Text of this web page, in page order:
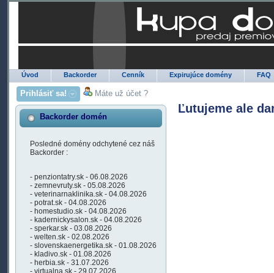
Úvod Backorder Cenník Expirujúce domény FAQ
Prihlásiť sa! Máte už účet ?
Backorder domén
Posledné domény odchytené cez náš
Backorder :
- penziontatry.sk - 06.08.2026
- zemnevruty.sk - 05.08.2026
- veterinarnaklinika.sk - 04.08.2026
- potrat.sk - 04.08.2026
- homestudio.sk - 04.08.2026
- kadernickysalon.sk - 04.08.2026
- sperkar.sk - 03.08.2026
- welten.sk - 02.08.2026
- slovenskaenergetika.sk - 01.08.2026
- kladivo.sk - 01.08.2026
- herbia.sk - 31.07.2026
- virtualna.sk - 29.07.2026
Ľutujeme ale